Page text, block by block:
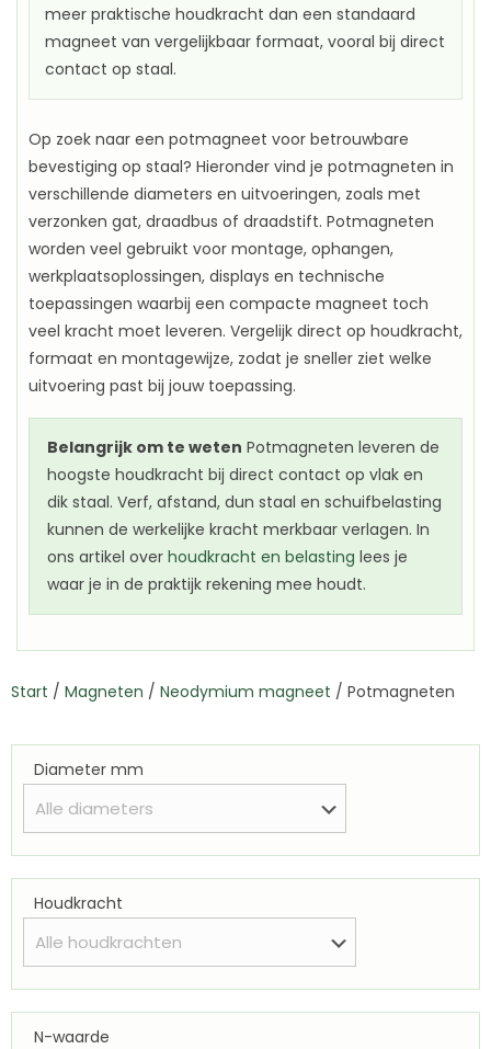
meer praktische houdkracht dan een standaard
magneet van vergelijkbaar formaat, vooral bij direct
contact op staal.
Op zoek naar een potmagneet voor betrouwbare
bevestiging op staal? Hieronder vind je potmagneten in
verschillende diameters en uitvoeringen, zoals met
verzonken gat, draadbus of draadstift. Potmagneten
worden veel gebruikt voor montage, ophangen,
werkplaatsoplossingen, displays en technische
toepassingen waarbij een compacte magneet toch
veel kracht moet leveren. Vergelijk direct op houdkracht,
formaat en montagewijze, zodat je sneller ziet welke
uitvoering past bij jouw toepassing.
Belangrijk om te weten Potmagneten leveren de
hoogste houdkracht bij direct contact op vlak en
dik staal. Verf, afstand, dun staal en schuifbelasting
kunnen de werkelijke kracht merkbaar verlagen. In
ons artikel over houdkracht en belasting lees je
waar je in de praktijk rekening mee houdt.
Start / Magneten / Neodymium magneet / Potmagneten
Diameter mm
Houdkracht
N-waarde